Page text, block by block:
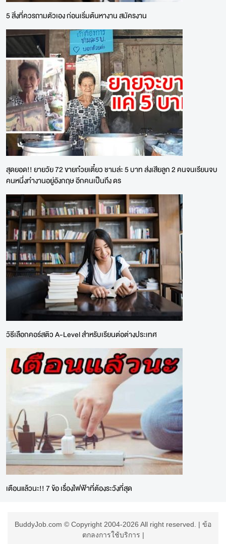
5 สิ่งที่ควรถามตัวเอง ก่อนเริ่มต้นหางาน สมัครงาน
สุดยอด!! ยายวัย 72 ขายก๋วยเตี๋ยว ชามล่ะ 5 บาท ส่งเสียลูก 2 คนจนเรียนจบ
คนหนึ่งทำงานอยู่อังกฤษ อีกคนเป็นถึง ดร
วิธีเลือกคอร์สติว A-Level สำหรับเรียนต่อต่างประเทศ
เตือนแล้วนะ!! 7 ข้อ เรื่องไฟฟ้าที่ต้องระวังที่สุด
BuddyJob.com © Copyright 2004-2026 All right reserved. | ข้อ
ตกลงการใช้บริการ |